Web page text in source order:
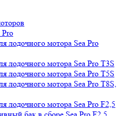
Pro
лодочного мотора Sea Pro
лодочного мотора Sea Pro Т3S
лодочного мотора Sea Pro Т5S
лодочного мотора Sea Pro Т8S,
лодочного мотора Sea Pro F2,5